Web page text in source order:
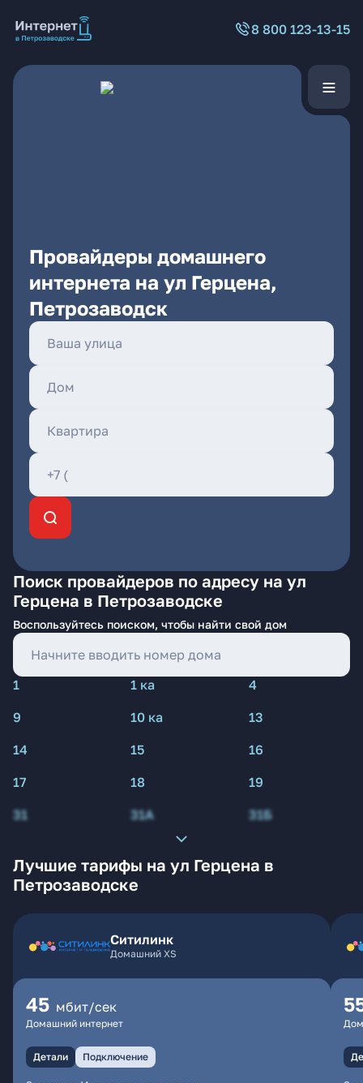
8 800 123-13-15
Провайдеры домашнего
интернета на ул Герцена,
Петрозаводск
Поиск провайдеров по адресу на ул
Герцена в Петрозаводске
Воспользуйтесь поиском, чтобы найти свой дом
1 1 ка
4
9
10 ка
13
14
15
16
17
18
19
31
31А 31Б
Лучшие тарифы на ул Герцена в
Петрозаводске
Ситилинк
Домашний XS
45 мбит/сек
Домашний интернет
Детали Подключение